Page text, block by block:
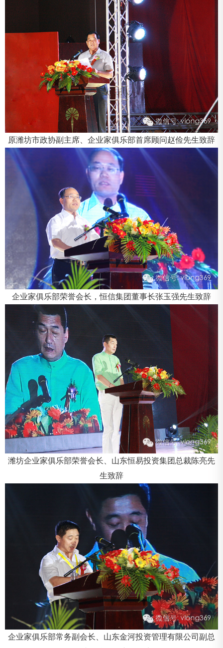
原潍坊市政协副主席、企业家俱乐部首席顾问赵俭先生致辞
企业家俱乐部荣誉会长，恒信集团董事长张玉强先生致辞
潍坊企业家俱乐部荣誉会长、山东恒易投资集团总裁陈亮先
生致辞
企业家俱乐部常务副会长、山东金河投资管理有限公司副总